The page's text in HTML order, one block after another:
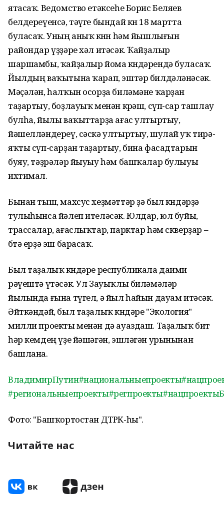
ятасаҡ. Ведомство етәксеһе Борис Беляев
белдереүенсә, тәүге бындай көн 18 мартта
буласаҡ. Уның аныҡ көнөн һәм йышлығын
райондар үҙҙәре хәл итәсәк. Ҡайҙалыр
шаршамбы, ҡайҙалыр йома көндәрендә буласаҡ.
Йылдың ваҡытына ҡарап, эштәр билдәләнәсәк.
Мәҫәлән, һалҡын осорҙа биләмәне ҡарҙан
таҙартыу, боҙлауыҡ менән көрәш, сүп-сар ташлау
булһа, йылы ваҡыттарҙа ағас ултыртыу,
йәшелләндереү, сәскә ултыртыу, шулай уҡ тирә-
яҡты сүп-сарҙан таҙартыу, бина фасадтарын
буяу, тәҙрәләр йыуыу һәм башҡалар булыуы
ихтимал.
Бынан тыш, махсус хеҙмәттәр ҙә был көндәрҙә
тулыһынса йәлеп ителәсәк. Юлдар, юл буйы,
трассалар, ағаслыҡтар, парктар һәм скверҙар –
бөтә ерҙә эш барасаҡ.
Был таҙалыҡ көндәре республикала даими
рәүештә үтәсәк. Ул Зауыҡлы биләмәләр
йылында ғына түгел, ә йыл һайын дауам итәсәк.
Әйткәндәй, был таҙалыҡ көндәре "Экология"
милли проекты менән дә ауаздаш. Таҙалыҡ бит
һәр кемдең үҙе йәшәгән, эшләгән урынынан
башлана.
ВладимирПутин#национальныепроекты
#региональныепроекты#регпроекты
Фото: "Башҡортостан ДТРК-һы".
Читайте нас